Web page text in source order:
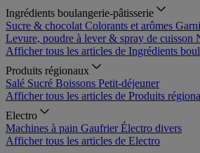
Ingrédients boulangerie-pâtisserie
Sucre & chocolat Colorants et arômes
Levure, poudre à lever & spray de cuisson
Afficher tous les articles de Ingrédients
Produits régionaux
Salé Sucré Boissons Petit-déjeuner
Afficher tous les articles de Produits
Electro
Machines à pain GaufrierÉlectro divers
Afficher tous les articles de Electro